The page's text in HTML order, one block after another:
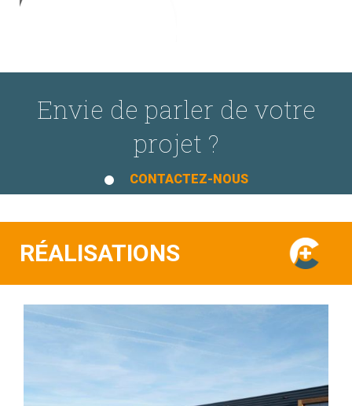
Envie de parler de votre
projet ?
CONTACTEZ-NOUS
RÉALISATIONS